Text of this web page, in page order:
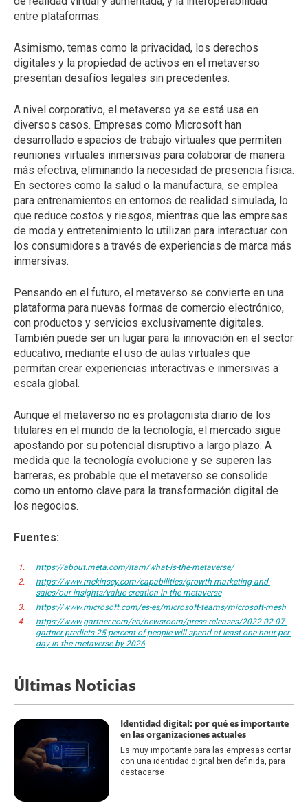
entre plataformas.
Asimismo, temas como la privacidad, los derechos
digitales y la propiedad de activos en el metaverso
presentan desafíos legales sin precedentes.
A nivel corporativo, el metaverso ya se está usa en
diversos casos. Empresas como Microsoft han
desarrollado espacios de trabajo virtuales que permiten
reuniones virtuales inmersivas para colaborar de manera
más efectiva, eliminando la necesidad de presencia física.
En sectores como la salud o la manufactura, se emplea
para entrenamientos en entornos de realidad simulada, lo
que reduce costos y riesgos, mientras que las empresas
de moda y entretenimiento lo utilizan para interactuar con
los consumidores a través de experiencias de marca más
inmersivas.
Pensando en el futuro, el metaverso se convierte en una
plataforma para nuevas formas de comercio electrónico,
con productos y servicios exclusivamente digitales.
También puede ser un lugar para la innovación en el sector
educativo, mediante el uso de aulas virtuales que
permitan crear experiencias interactivas e inmersivas a
escala global.
Aunque el metaverso no es protagonista diario de los
titulares en el mundo de la tecnología, el mercado sigue
apostando por su potencial disruptivo a largo plazo. A
medida que la tecnología evolucione y se superen las
barreras, es probable que el metaverso se consolide
como un entorno clave para la transformación digital de
los negocios.
Fuentes:
https://about.meta.com/ltam/what-is-the-metaverse/
https://www.mckinsey.com/capabilities/growth-marketing-and-
sales/our-insights/value-creation-in-the-metaverse
https://www.microsoft.com/es-es/microsoft-teams/microsoft-mesh
https://www.gartner.com/en/newsroom/press-releases/2022-02-07-
gartner-predicts-25-percent-of-people-will-spend-at-least-one-hour-per-
day-in-the-metaverse-by-2026
Últimas Noticias
Identidad digital: por qué es importante
en las organizaciones actuales
Es muy importante para las empresas contar
con una identidad digital bien definida, para
destacarse